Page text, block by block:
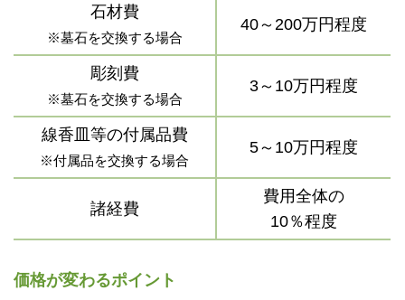
石材費
※墓石を交換する場合
40～200万円程度
彫刻費
※墓石を交換する場合
3～10万円程度
線香皿等の付属品費
※付属品を交換する場合
5～10万円程度
諸経費
費用全体の
10％程度
価格が変わるポイント